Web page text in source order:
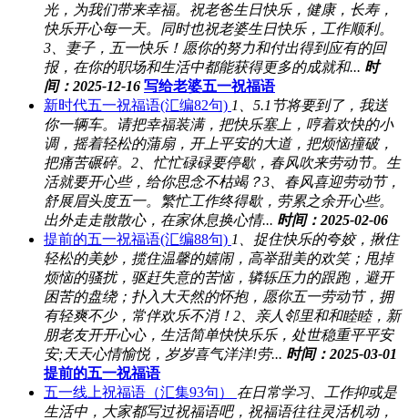
光，为我们带来幸福。祝老爸生日快乐，健康，长寿，
快乐开心每一天。同时也祝老婆生日快乐，工作顺利。
3、妻子，五一快乐！愿你的努力和付出得到应有的回
报，在你的职场和生活中都能获得更多的成就和... 时
间：2025-12-16 写给老婆五一祝福语
新时代五一祝福语(汇编82句) 1、5.1节将要到了，我送
你一辆车。请把幸福装满，把快乐塞上，哼着欢快的小
调，摇着轻松的蒲扇，开上平安的大道，把烦恼撞破，
把痛苦碾碎。2、忙忙碌碌要停歇，春风吹来劳动节。生
活就要开心些，给你思念不枯竭？3、春风喜迎劳动节，
舒展眉头度五一。繁忙工作终得歇，劳累之余开心些。
出外走走散散心，在家休息换心情... 时间：2025-02-06
提前的五一祝福语(汇编88句) 1、捉住快乐的夸姣，揪住
轻松的美妙，揽住温馨的嬉闹，高举甜美的欢笑；甩掉
烦恼的骚扰，驱赶失意的苦恼，辚轹压力的跟跑，避开
困苦的盘绕；扑入大天然的怀抱，愿你五一劳动节，拥
有轻爽不少，常伴欢乐不消！2、亲人邻里和和睦睦，新
朋老友开开心心，生活简单快快乐乐，处世稳重平平安
安;天天心情愉悦，岁岁喜气洋洋!劳... 时间：2025-03-01
提前的五一祝福语
五一线上祝福语（汇集93句）
在日常学习、工作抑或是
生活中，大家都写过祝福语吧，祝福语往往灵活机动，